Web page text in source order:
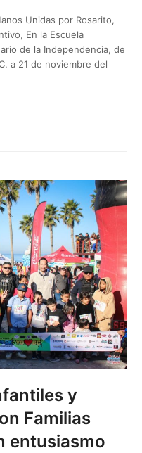
Unidas por Rosarito,
En la Escuela
de la Independencia, de
a 21 de noviembre del
y
Familias
entusiasmo